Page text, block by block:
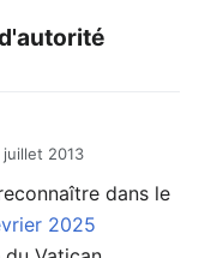
juillet 2013
dans le
2025